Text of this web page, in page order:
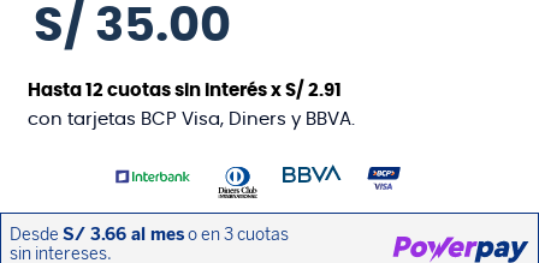
S/ 35.00
Hasta12 cuotas sin interés xS/ 2.91
con tarjetas BCP Visa, Diners y BBVA.